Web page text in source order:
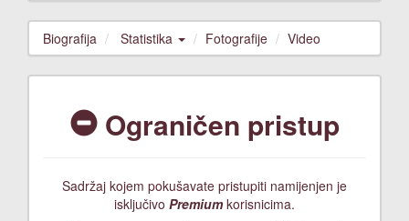
Biografija Statistika Fotografije Video
Ograničen pristup
Sadržaj kojem pokušavate pristupiti namijenjen je
isključivo Premiumkorisnicima.